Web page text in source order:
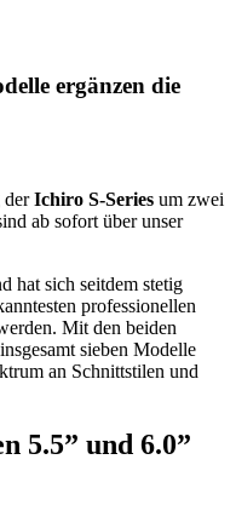
ergänzen die
derIchiro S-Series um zwei
ab sofort über unser
hat sich seitdem stetig
professionellen
Mit den beiden
sieben Modelle
an Schnittstilen und
5.5” und 6.0”